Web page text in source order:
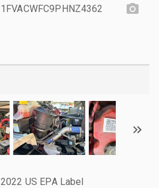
1FVACWFC9PHNZ4362
2022 US EPA Label